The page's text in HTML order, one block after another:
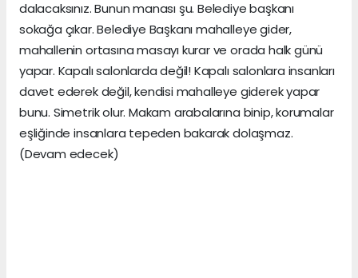
dalacaksınız. Bunun manası şu. Belediye başkanı
sokağa çıkar. Belediye Başkanı mahalleye gider,
mahallenin ortasına masayı kurar ve orada halk günü
yapar. Kapalı salonlarda değil! Kapalı salonlara insanları
davet ederek değil, kendisi mahalleye giderek yapar
bunu. Simetrik olur. Makam arabalarına binip, korumalar
eşliğinde insanlara tepeden bakarak dolaşmaz.
(Devam edecek)